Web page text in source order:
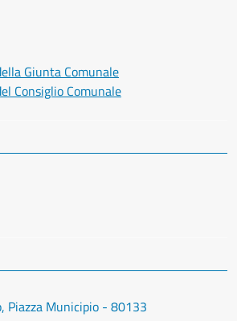
Giunta Comunale
Consiglio Comunale
Piazza Municipio - 80133